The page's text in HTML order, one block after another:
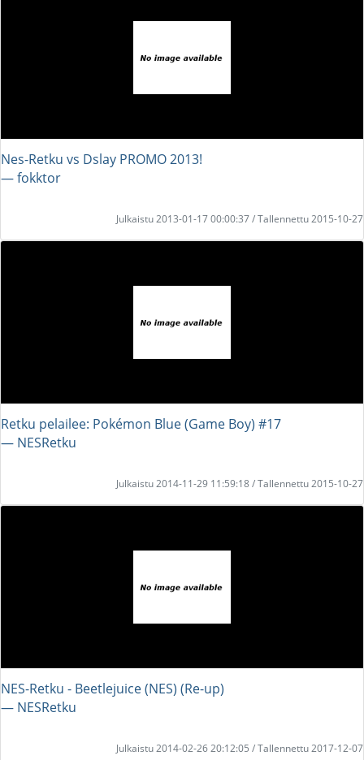
Nes-Retku vs Dslay PROMO 2013!
― fokktor
Julkaistu 2013-01-17 00:00:37 / Tallennettu 2015-10-27
Retku pelailee: Pokémon Blue (Game Boy) #17
― NESRetku
Julkaistu 2014-11-29 11:59:18 / Tallennettu 2015-10-27
NES-Retku - Beetlejuice (NES) (Re-up)
― NESRetku
Julkaistu 2014-02-26 20:12:05 / Tallennettu 2017-12-07